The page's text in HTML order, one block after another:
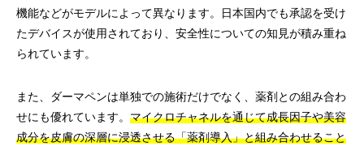
機能などがモデルによって異なります。日本国内でも承認を受け
たデバイスが使用されており、安全性についての知見が積み重ね
られています。
また、ダーマペンは単独での施術だけでなく、薬剤との組み合わ
せにも優れています。 マイクロチャネルを通じて成長因子や美容
成分を皮膚の深層に浸透させる「薬剤導入」と組み合わせること